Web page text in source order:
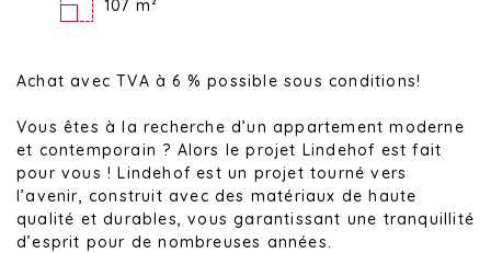
107 m²
Achat avec TVA à 6 % possible sous conditions!
Vous êtes à la recherche d’un appartement moderne
et contemporain ? Alors le projet Lindehof est fait
pour vous ! Lindehof est un projet tourné vers
l’avenir, construit avec des matériaux de haute
qualité et durables, vous garantissant une tranquillité
d’esprit pour de nombreuses années.